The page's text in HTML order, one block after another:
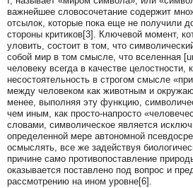
важнейшее словосочетание содержит
отсылок, которые пока еще не получили
стороны критиков[3]. Ключевой момент,
уловить, состоит в том, что
собой мир в том смысле, что вселенная
человеку всегда в качестве целостности,
несостоятельность в строгом смысле
между человеком как животным и
менее, выполняя эту функцию,
чем иным, как просто‑напросто
словами, символическое является
определенной мере автономной
осмыслять, все же задействуя
причине само противопоставление
оказывается поставлено под вопрос и
рассмотрению на ином уровне[6].